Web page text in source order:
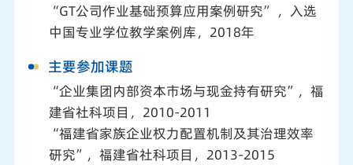
“GT公司作业基础预算应用案例研究” ，入选
中国专业学位教学案例库，2018年
主要参加课题
“企业集团内部资本市场与现金持有研究”，福
建省社科项目，2010-2011
“福建省家族企业权力配置机制及其治理效率
研究”，福建省社科项目，2013-2015